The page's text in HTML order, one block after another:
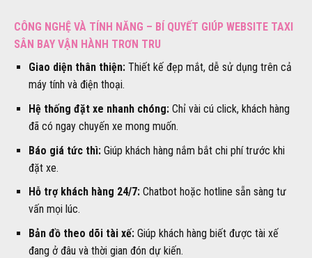
CÔNG NGHỆ VÀ TÍNH NĂNG – BÍ QUYẾT GIÚP WEBSITE TAXI
SÂN BAY VẬN HÀNH TRƠN TRU
Giao diện thân thiện:Thiết kế đẹp mắt, dễ sử dụng trên cả
máy tính và điện thoại.
Hệ thống đặt xe nhanh chóng:Chỉ vài cú click, khách hàng
đã có ngay chuyến xe mong muốn.
Báo giá tức thì:Giúp khách hàng nắm bắt chi phí trước khi
đặt xe.
Hỗ trợ khách hàng 24/7:Chatbot hoặc hotline sẵn sàng tư
vấn mọi lúc.
Bản đồ theo dõi tài xế:Giúp khách hàng biết được tài xế
đang ở đâu và thời gian đón dự kiến.